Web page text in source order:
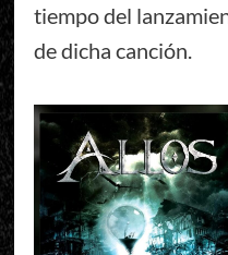
tiempo del
de dicha canción.